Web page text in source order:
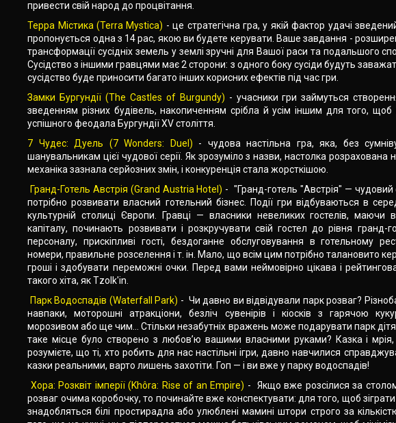
привести свій народ до процвітання.
Терра Містика (Terra Mystica) - це стратегічна гра, у якій фактор удачі
пропонується одна з 14 рас, якою ви будете керувати. Ваше завдання -
трансформації сусідніх земель у землі зручні для Вашої раси та подальшого
Сусідство з іншими гравцями має 2 сторони: з одного боку сусіди будуть
сусідство буде приносити багато інших корисних ефектів під час гри.
Замки Бургундії (The Castles of Burgundy) - учасники гри займуться
зведенням різних будівель, накопиченням срібла й усім іншим для того,
успішного феодала Бургундії XV століття.
7 Чудес: Дуель (7 Wonders: Duel) - чудова настільна гра, яка, без
шанувальникам цієї чудової серії. Як зрозуміло з назви, настолка розрахована
механіка зазнала серйозних змін, і конкуренція стала жорсткішою.
Гранд-Готель Австрія (Grand Austria Hotel) - "Гранд-готель "Австрія" —
потрібно розвивати власний готельний бізнес. Події гри відбуваються в
культурній столиці Європи. Гравці — власники невеликих гостелів, маючи
капіталу, починають розвивати і розкручувати свій гостел до рівня гранд-
персоналу, прискіпливі гості, бездоганне обслуговування в готельному
номери, правильне розселення і т. ін. Мало, що всім цим потрібно талановито
гроші і здобувати переможні очки. Перед вами неймовірно цікава і
такого хіта, як Tzolk'in.
Парк Водоспадів (Waterfall Park) - Чи давно ви відвідували парк розваг?
навпаки, моторошні атракціони, безліч сувенірів і кіосків з гарячою
морозивом або ще чим… Стільки незабутніх вражень може подарувати парк
таке місце було створено з любов’ю вашими власними руками? Казка і
розумієте, що ті, хто робить для нас настільні ігри, давно навчилися
казки реальними, варто лишень захотіти. Гоп — і ви вже у парку водоспадів!
Хора: Розквіт імперії (Khôra: Rise of an Empire) - Якщо вже розсілися за
розваг очима коробочку, то починайте вже конспектувати: для того, щоб
знадобляться білі простирадла або улюблені мамині штори строго за